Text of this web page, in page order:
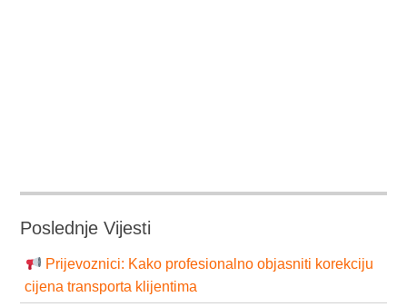
Poslednje Vijesti
Prijevoznici: Kako profesionalno objasniti korekciju
cijena transporta klijentima